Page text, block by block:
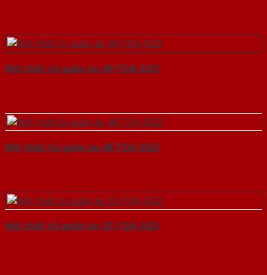
Nội thất tủ quần áo 49-TQA-SGD
Nội thất tủ quần áo 48-TQA-SGD
Nội thất tủ quần áo 33-TQA-SGD